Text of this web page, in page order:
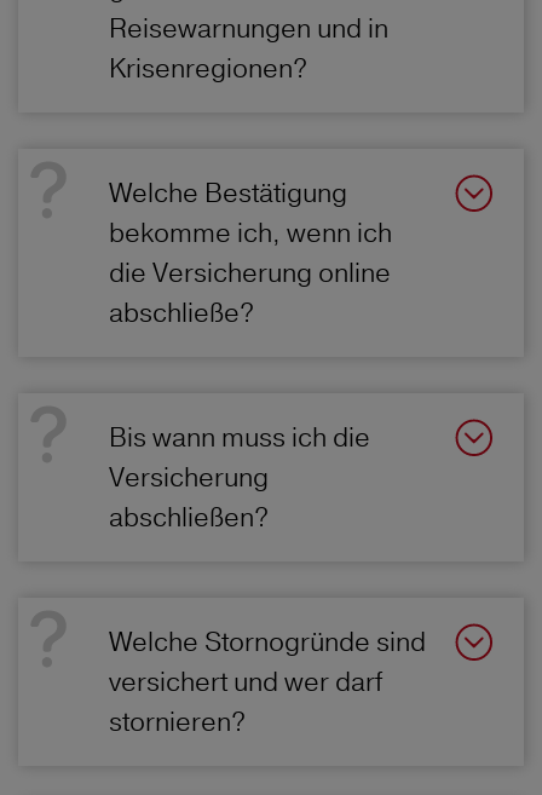
Reisewarnungen und in
Krisenregionen?
Welche Bestätigung
bekomme ich, wenn ich
die Versicherung online
abschließe?
Bis wann muss ich die
Versicherung
abschließen?
Welche Stornogründe sind
versichert und wer darf
stornieren?